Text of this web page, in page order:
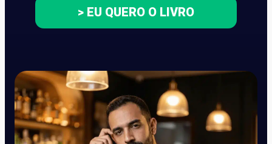
> EU QUERO O LIVRO